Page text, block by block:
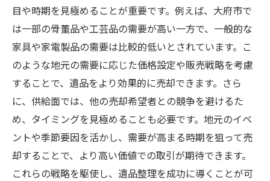
大府市特有の風土を考慮した保管・搬出方
法
地元の環境に適した遺品整理の実践例
大府市での遺品整理における地域コミュニ
ティの活用
地元自治体の支援制度を活用する方法
地域に根ざした方法で大切な遺品を最適に売却
する
大府市の遺品を高値で売却するための市場
目や時期を見極めることが重要です。例えば、大府市で
は一部の骨董品や工芸品の需要が高い一方で、一般的な
家具や家電製品の需要は比較的低いとされています。こ
のような地元の需要に応じた価格設定や販売戦略を考慮
することで、遺品をより効果的に売却できます。さら
に、供給面では、他の売却希望者との競争を避けるた
め、タイミングを見極めることも必要です。地元のイベ
ントや季節要因を活かし、需要が高まる時期を狙って売
却することで、より高い価値での取引が期待できます。
これらの戦略を駆使し、遺品整理を成功に導くことが可